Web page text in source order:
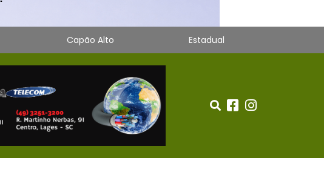
Capão Alto Estadual